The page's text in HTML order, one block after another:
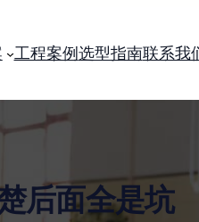
工程案例 选型指南联系我
后面全是坑